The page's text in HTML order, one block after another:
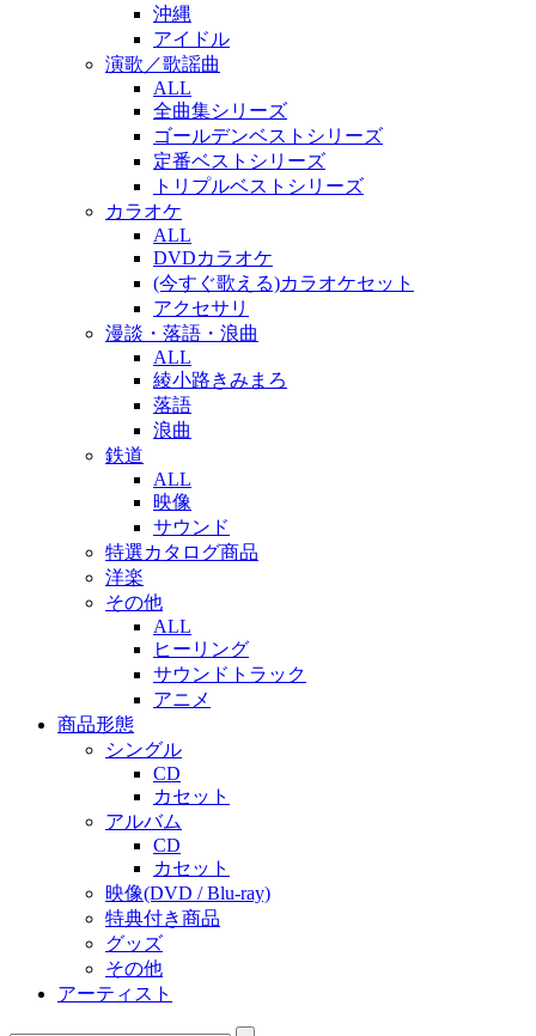
沖縄
アイドル
演歌／歌謡曲
ALL
全曲集シリーズ
ゴールデンベストシリーズ
定番ベストシリーズ
トリプルベストシリーズ
カラオケ
ALL
DVDカラオケ
(今すぐ歌える)カラオケセット
アクセサリ
漫談・落語・浪曲
ALL
綾小路きみまろ
落語
浪曲
鉄道
ALL
映像
サウンド
特選カタログ商品
洋楽
その他
ALL
ヒーリング
サウンドトラック
アニメ
商品形態
シングル
CD
カセット
アルバム
CD
カセット
映像(DVD / Blu-ray)
特典付き商品
グッズ
その他
アーティスト